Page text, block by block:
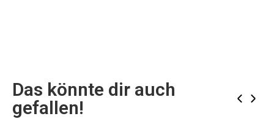
Das könnte dir auch
gefallen!
‹ ›